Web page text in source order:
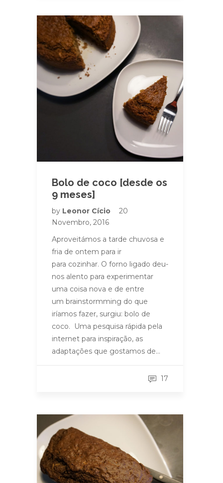
Bolo de coco [desde os
9 meses]
by Leonor Cício
20
Novembro, 2016
Aproveitámos a tarde chuvosa e
fria de ontem para ir
para cozinhar. O forno ligado deu-
nos alento para experimentar
uma coisa nova e de entre
um brainstormming do que
iríamos fazer, surgiu: bolo de
coco. Uma pesquisa rápida pela
internet para inspiração, as
adaptações que gostamos de…
17